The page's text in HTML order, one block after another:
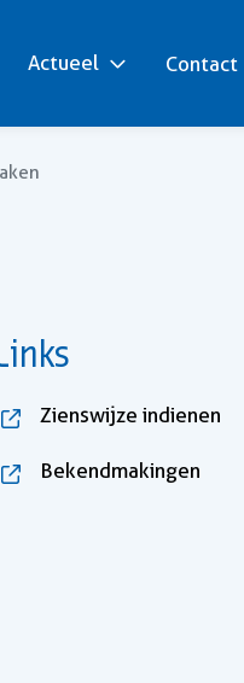
Actueel Contact
Zienswijze indienen,
Bekendmakingen,